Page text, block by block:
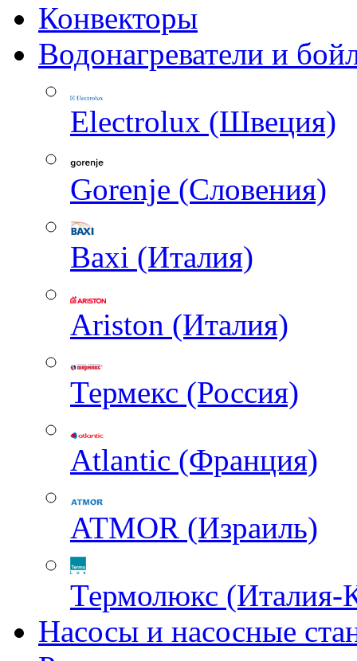
Конвекторы
Водонагреватели и
Electrolux (Швеция)
Gorenje (Словения)
Baxi (Италия)
Ariston (Италия)
Термекс (Россия)
Atlantic (Франция)
ATMOR (Израиль)
Термолюкс (Италия-
Насосы и насосные